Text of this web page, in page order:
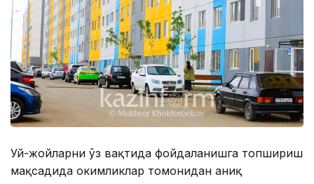
Уй-жойларни ўз вақтида фойдаланишга топшириш
мақсадида ҳокимликлар томонидан аниқ